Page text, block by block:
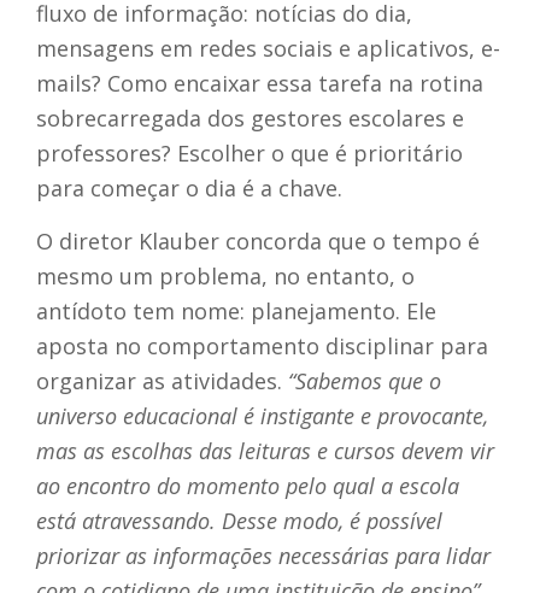
fluxo de informação: notícias do dia,
mensagens em redes sociais e aplicativos, e-
mails? Como encaixar essa tarefa na rotina
sobrecarregada dos gestores escolares e
professores? Escolher o que é prioritário
para começar o dia é a chave.
O diretor Klauber concorda que o tempo é
mesmo um problema, no entanto, o
antídoto tem nome: planejamento. Ele
aposta no comportamento disciplinar para
organizar as atividades. “Sabemos que o
universo educacional é instigante e provocante,
mas as escolhas das leituras e cursos devem vir
ao encontro do momento pelo qual a escola
está atravessando. Desse modo, é possível
priorizar as informações necessárias para lidar